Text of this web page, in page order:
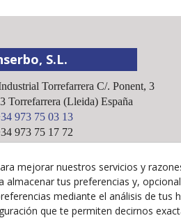
S.L.
Torrefarrera C/. Ponent, 3
Torrefarrera (Lleida) España
973 75 03 13
973 75 17 72
mejorar nuestros servicios y
almacenar tus preferencias y,
mediante el análisis de tus
que te permiten decirnos